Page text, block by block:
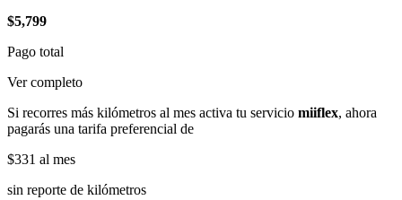
$5,799
Pago total
Ver completo
Si recorres más kilómetros al mes activa tu servicio miiflex, ahora
pagarás una tarifa preferencial de
$331 al mes
sin reporte de kilómetros